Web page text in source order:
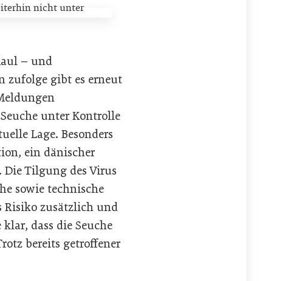
– und
zufolge gibt es erneut
unter Kontrolle
Lage. Besonders
ein dänischer
Tilgung des Virus
sowie technische
Risiko zusätzlich und
dass die Seuche
bereits getroffener